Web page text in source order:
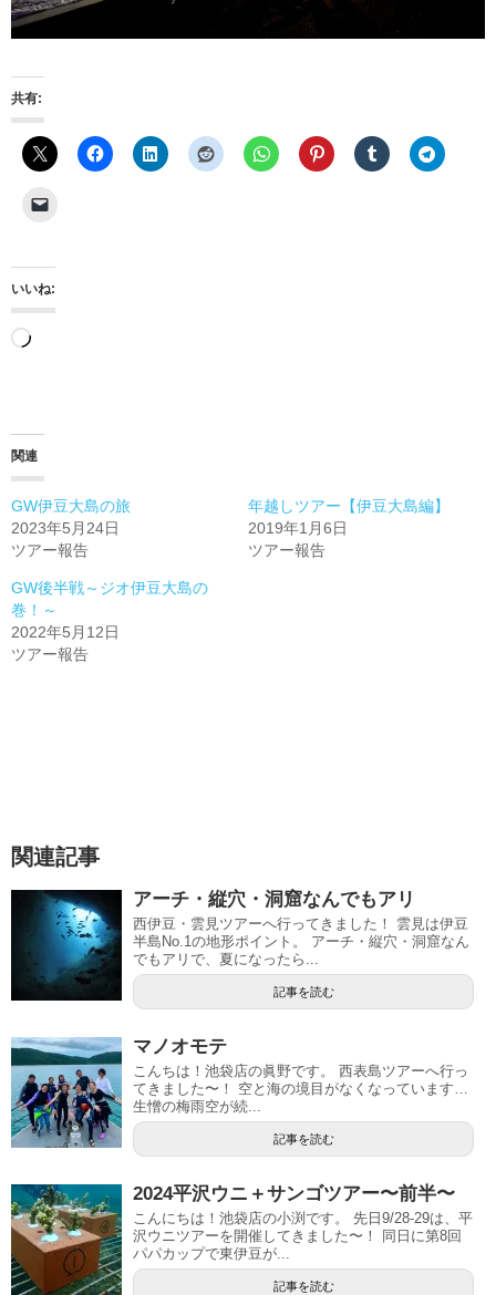
共有:
いいね:
読
み
中…
関連
GW伊豆大島の旅
2023年5月24日
ツアー報告
年越しツアー【伊豆大島編】
2019年1月6日
ツアー報告
GW後半戦～ジオ伊豆大島の
巻！～
2022年5月12日
ツアー報告
関連記事
アーチ・縦穴・洞窟なんでもアリ
西伊豆・雲見ツアーへ行ってきました！ 雲見は伊豆
半島No.1の地形ポイント。 アーチ・縦穴・洞窟なん
でもアリで、夏になったら...
記事を読む
マノオモテ
こんちは！池袋店の眞野です。 西表島ツアーへ行っ
てきました〜！ 空と海の境目がなくなっています…
生憎の梅雨空が続...
記事を読む
2024平沢ウニ＋サンゴツアー〜前半〜
こんにちは！池袋店の小渕です。 先日9/28-29は、平
沢ウニツアーを開催してきました〜！ 同日に第8回
パパカップで東伊豆が...
記事を読む